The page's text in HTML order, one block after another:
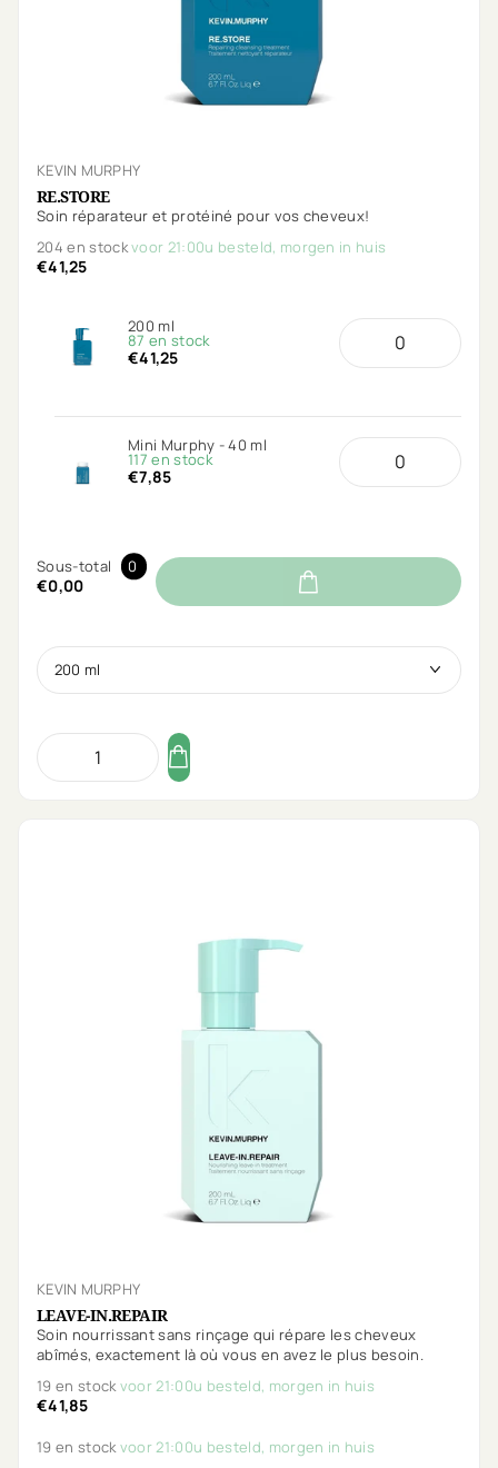
KEVIN MURPHY
RE.STORE
Soin réparateur et protéiné pour vos cheveux!
204 en stockvoor 21:00u besteld, morgen in huis
€41,25
200 ml
87 en stock
€41,25
Mini Murphy - 40 ml
117 en stock
€7,85
Sous-total 0
€0,00
KEVIN MURPHY
LEAVE-IN.REPAIR
Soin nourrissant sans rinçage qui répare les cheveux
abîmés, exactement là où vous en avez le plus besoin.
19 en stock voor 21:00u besteld, morgen in huis
€41,85
19 en stock voor 21:00u besteld, morgen in huis